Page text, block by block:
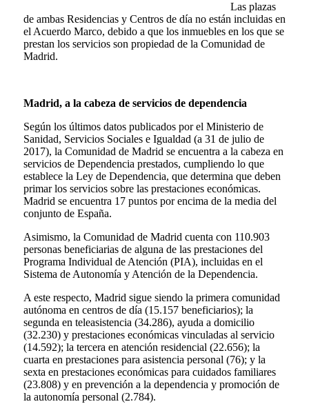
Las plazas
de ambas Residencias y Centros de día no están incluidas en
el Acuerdo Marco, debido a que los inmuebles en los que se
prestan los servicios son propiedad de la Comunidad de
Madrid.
Madrid, a la cabeza de servicios de dependencia
Según los últimos datos publicados por el Ministerio de
Sanidad, Servicios Sociales e Igualdad (a 31 de julio de
2017), la Comunidad de Madrid se encuentra a la cabeza en
servicios de Dependencia prestados, cumpliendo lo que
establece la Ley de Dependencia, que determina que deben
primar los servicios sobre las prestaciones económicas.
Madrid se encuentra 17 puntos por encima de la media del
conjunto de España.
Asimismo, la Comunidad de Madrid cuenta con 110.903
personas beneficiarias de alguna de las prestaciones del
Programa Individual de Atención (PIA), incluidas en el
Sistema de Autonomía y Atención de la Dependencia.
A este respecto, Madrid sigue siendo la primera comunidad
autónoma en centros de día (15.157 beneficiarios); la
segunda en teleasistencia (34.286), ayuda a domicilio
(32.230) y prestaciones económicas vinculadas al servicio
(14.592); la tercera en atención residencial (22.656); la
cuarta en prestaciones para asistencia personal (76); y la
sexta en prestaciones económicas para cuidados familiares
(23.808) y en prevención a la dependencia y promoción de
la autonomía personal (2.784).